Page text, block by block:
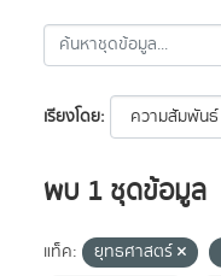
เรียงโดย
พบ 1 ชุดข้อมูล
แท็ค: ยุทธศาสตร์